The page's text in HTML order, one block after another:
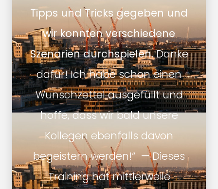
Tipps und Tricks gegeben und
wir konnten verschiedene
Szenarien durchspielen.Danke
dafür! Ich habe schon einen
Wunschzettel ausgefüllt und
hoffe, dass wir bald unsere
Kollegen ebenfalls davon
begeistern werden!“ — Dieses
Training hat mittlerweile